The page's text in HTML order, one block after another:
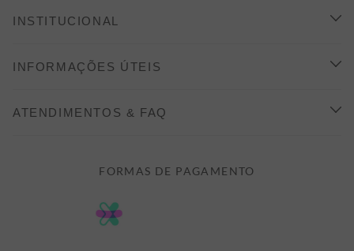
INSTITUCIONAL
CONHEÇA A ALEATORY
INFORMAÇÕES ÚTEIS
FORMAS DE PAGAMENTO
POLÍTICA DE PRIVACIDADE
ATENDIMENTOS & FAQ
FORMAS DE PAGAMENTO